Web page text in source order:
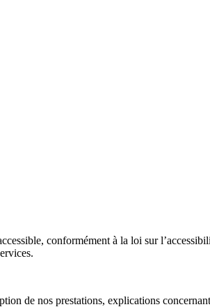
conformément à la loi sur
de nos prestations, explications